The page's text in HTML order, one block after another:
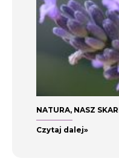
NATURA, NASZ
Czytaj dalej»